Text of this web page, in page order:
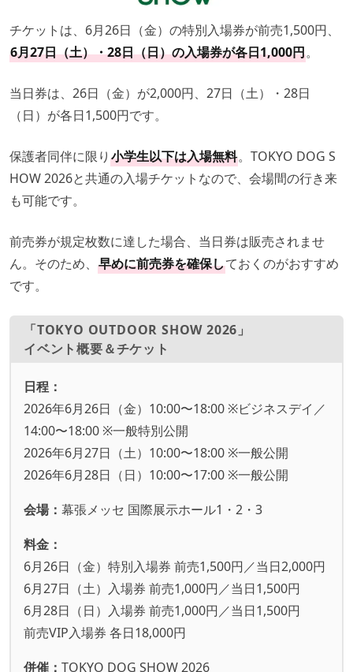
チケットは、6月26日（金）の特別入場券が前売1,500円、
6月27日（土）・28日（日）の入場券が各日1,000円。
当日券は、26日（金）が2,000円、27日（土）・28日
（日）が各日1,500円です。
保護者同伴に限り 小学生以下は入場無料。TOKYO DOG S
HOW 2026と共通の入場チケットなので、会場間の行き来
も可能です。
前売券が規定枚数に達した場合、当日券は販売されませ
ん。そのため、 早めに前売券を確保しておくのがおすすめ
です。
「TOKYO OUTDOOR SHOW 2026」
イベント概要＆チケット
日程：
2026年6月26日（金）10:00〜18:00 ※ビジネスデイ／
14:00〜18:00 ※一般特別公開
2026年6月27日（土）10:00〜18:00 ※一般公開
2026年6月28日（日）10:00〜17:00 ※一般公開
会場： 幕張メッセ 国際展示ホール1・2・3
料金：
6月26日（金）特別入場券 前売1,500円／当日2,000円
6月27日（土）入場券 前売1,000円／当日1,500円
6月28日（日）入場券 前売1,000円／当日1,500円
前売VIP入場券 各日18,000円
併催： TOKYO DOG SHOW 2026